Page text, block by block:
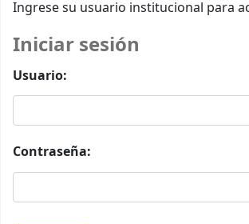
Ingrese su usuario institucional para
Iniciar sesión
Usuario:
Contraseña: